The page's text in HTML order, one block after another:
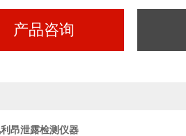
产品咨询
昂泄露检测仪器